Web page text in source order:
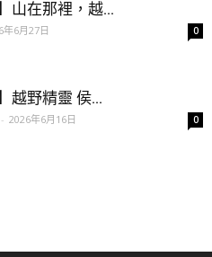
山在那裡，越...
年6月27日 0
越野精靈 侯...
- 2026年6月16日 0